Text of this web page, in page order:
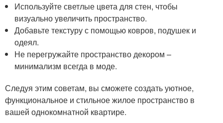
Используйте светлые цвета для стен, чтобы
визуально увеличить пространство.
Добавьте текстуру с помощью ковров, подушек и
одеял.
Не перегружайте пространство декором –
минимализм всегда в моде.
Следуя этим советам, вы сможете создать уютное,
функциональное и стильное жилое пространство в
вашей однокомнатной квартире.